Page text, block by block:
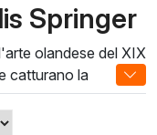
Springer
olandese del XIX
catturano la
Le sue tele
una palette di